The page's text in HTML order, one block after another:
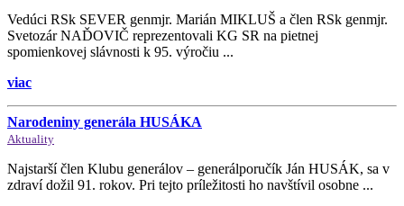
Vedúci RSk SEVER genmjr. Marián MIKLUŠ a člen RSk genmjr.
Svetozár NAĎOVIČ reprezentovali KG SR na pietnej
spomienkovej slávnosti k 95. výročiu ...
viac
Narodeniny generála HUSÁKA
Aktuality
Najstarší člen Klubu generálov – generálporučík Ján HUSÁK, sa v
zdraví dožil 91. rokov. Pri tejto príležitosti ho navštívil osobne ...